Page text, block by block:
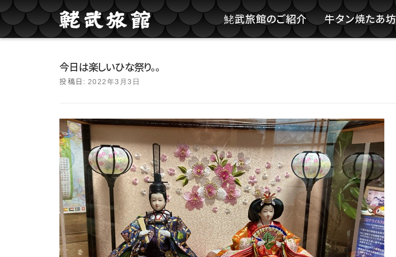
コンテンツへスキップ
鮱武旅館のご紹介 牛タン焼たあ坊
今日は楽しいひな祭り。。
投稿日: 2022年3月3日